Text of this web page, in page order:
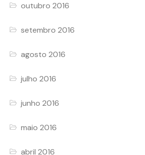
outubro 2016
setembro 2016
agosto 2016
julho 2016
junho 2016
maio 2016
abril 2016